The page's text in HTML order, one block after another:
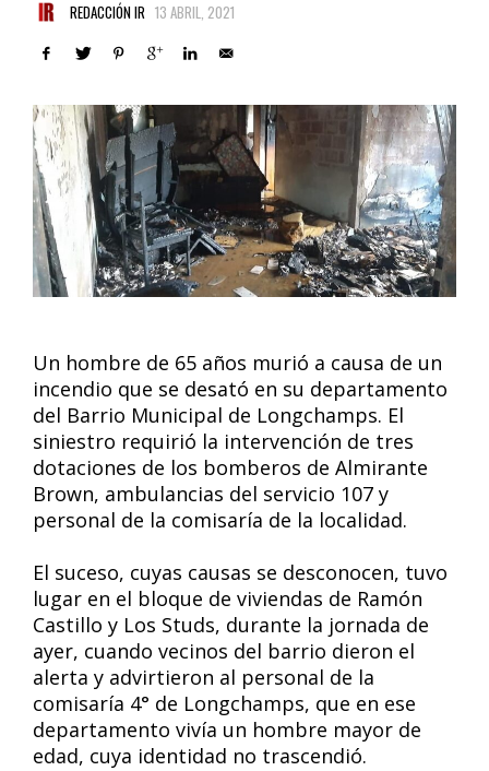
REDACCIÓN IR 13 ABRIL, 2021
Un hombre de 65 años murió a causa de un
incendio que se desató en su departamento
del Barrio Municipal de Longchamps. El
siniestro requirió la intervención de tres
dotaciones de los bomberos de Almirante
Brown, ambulancias del servicio 107 y
personal de la comisaría de la localidad.
El suceso, cuyas causas se desconocen, tuvo
lugar en el bloque de viviendas de Ramón
Castillo y Los Studs, durante la jornada de
ayer, cuando vecinos del barrio dieron el
alerta y advirtieron al personal de la
comisaría 4° de Longchamps, que en ese
departamento vivía un hombre mayor de
edad, cuya identidad no trascendió.